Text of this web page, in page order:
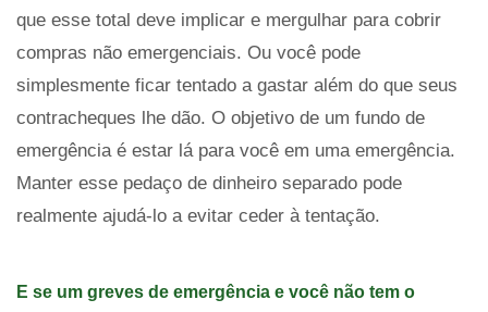
que esse total deve implicar e mergulhar para cobrir
compras não emergenciais. Ou você pode
simplesmente ficar tentado a gastar além do que seus
contracheques lhe dão. O objetivo de um fundo de
emergência é estar lá para você em uma emergência.
Manter esse pedaço de dinheiro separado pode
realmente ajudá-lo a evitar ceder à tentação.
E se um greves de emergência e você não tem o